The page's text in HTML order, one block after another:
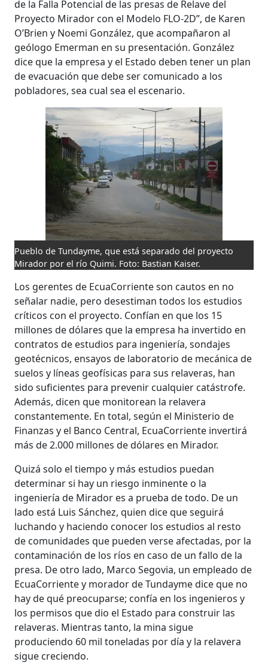
de la Falla Potencial de las presas de Relave del
Proyecto Mirador con el Modelo FLO-2D”, de Karen
O’Brien y Noemi González, que acompañaron al
geólogo Emerman en su presentación. González
dice que la empresa y el Estado deben tener un plan
de evacuación que debe ser comunicado a los
pobladores, sea cual sea el escenario.
Pueblo de Tundayme, que está separado del proyecto
Mirador por el río Quimi. Foto: Bastian Kaiser.
Los gerentes de EcuaCorriente son cautos en no
señalar nadie, pero desestiman todos los estudios
críticos con el proyecto. Confían en que los 15
millones de dólares que la empresa ha invertido en
contratos de estudios para ingeniería, sondajes
geotécnicos, ensayos de laboratorio de mecánica de
suelos y líneas geofísicas para sus relaveras, han
sido suficientes para prevenir cualquier catástrofe.
Además, dicen que monitorean la relavera
constantemente. En total, según el Ministerio de
Finanzas y el Banco Central, EcuaCorriente invertirá
más de 2.000 millones de dólares en Mirador.
Quizá solo el tiempo y más estudios puedan
determinar si hay un riesgo inminente o la
ingeniería de Mirador es a prueba de todo. De un
lado está Luis Sánchez, quien dice que seguirá
luchando y haciendo conocer los estudios al resto
de comunidades que pueden verse afectadas, por la
contaminación de los ríos en caso de un fallo de la
presa. De otro lado, Marco Segovia, un empleado de
EcuaCorriente y morador de Tundayme dice que no
hay de qué preocuparse; confía en los ingenieros y
los permisos que dio el Estado para construir las
relaveras. Mientras tanto, la mina sigue
produciendo 60 mil toneladas por día y la relavera
sigue creciendo.